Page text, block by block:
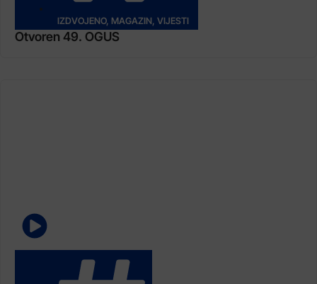
IZDVOJENO, MAGAZIN VIJESTI
Otvoren 49. OGUS